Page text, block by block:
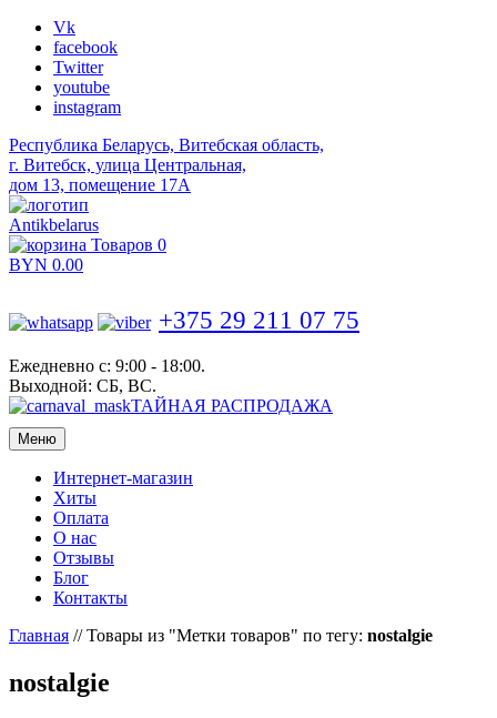
Vk
facebook
Twitter
youtube
instagram
Республика Беларусь, Витебская область,
г. Витебск, улица Центральная,
дом 13, помещение 17А
Antikbelarus
Товаров 0
BYN 0.00
+375 29 211 07 75
Ежедневно с: 9:00 - 18:00.
Выходной: СБ, ВС.
ТАЙНАЯ РАСПРОДАЖА
Меню
Интернет-магазин
Хиты
Оплата
О нас
Отзывы
Блог
Контакты
Главная //Товары из "Метки товаров" по тегу: nostalgie
nostalgie